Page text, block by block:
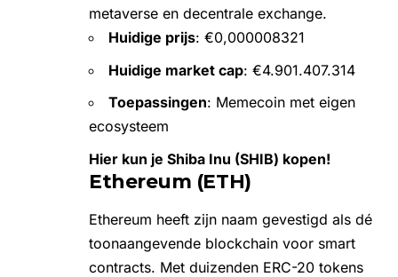
metaverse en decentrale exchange.
Huidige prijs: €0,000008321
Huidige market cap: €4.901.407.314
Toepassingen: Memecoin met eigen
ecosysteem
Hier kun je Shiba Inu (SHIB) kopen!
Ethereum (ETH)
Ethereum heeft zijn naam gevestigd als dé
toonaangevende blockchain voor smart
contracts. Met duizenden ERC-20 tokens